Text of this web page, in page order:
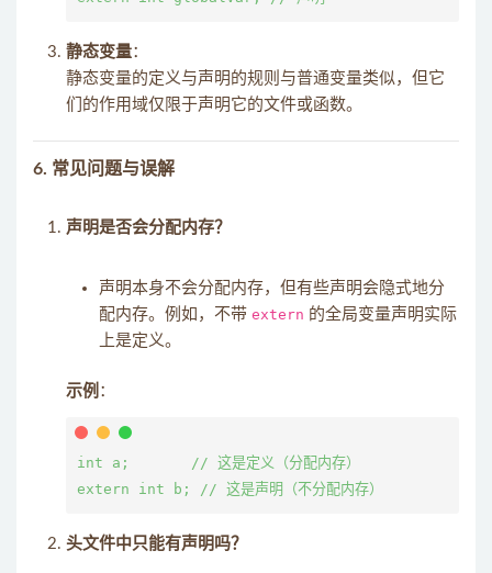
静态变量：
静态变量的定义与声明的规则与普通变量类似，但它
们的作用域仅限于声明它的文件或函数。
6. 常见问题与误解
声明是否会分配内存？
声明本身不会分配内存，但有些声明会隐式地分
配内存。例如，不带 extern 的全局变量声明实际
上是定义。
示例 ：
int a;       // 这是定义（分配内存）
头文件中只能有声明吗？